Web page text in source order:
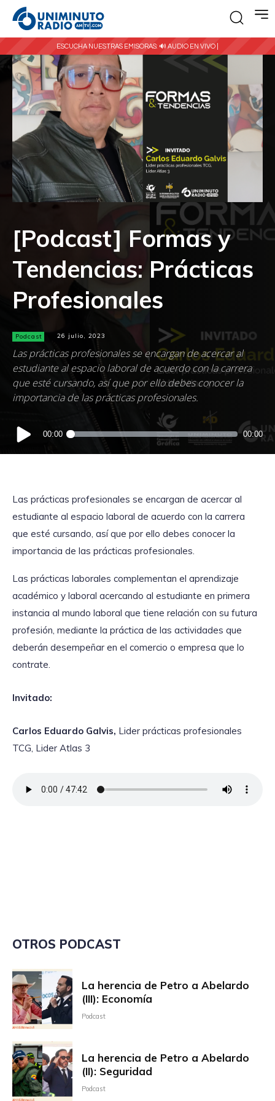
ESCUCHA NUESTRAS EMISORAS: 🔊 AUDIO EN VIVO |
[Podcast] Formas y
Tendencias: Prácticas
Profesionales
Podcast 26 julio, 2023
Las prácticas profesionales se encargan de acercar al
estudiante al espacio laboral de acuerdo con la carrera
que esté cursando, así que por ello debes conocer la
importancia de las prácticas profesionales.
Reproductor
de
audio
00:00 00:00
Las prácticas profesionales se encargan de acercar al
estudiante al espacio laboral de acuerdo con la carrera
que esté cursando, así que por ello debes conocer la
importancia de las prácticas profesionales.
Las prácticas laborales complementan el aprendizaje
académico y laboral acercando al estudiante en primera
instancia al mundo laboral que tiene relación con su futura
profesión, mediante la práctica de las actividades que
deberán desempeñar en el comercio o empresa que lo
contrate.
Invitado:
Carlos Eduardo Galvis, Lider prácticas profesionales
TCG, Lider Atlas 3
OTROS PODCAST
La herencia de Petro a Abelardo
(III): Economía
Podcast
La herencia de Petro a Abelardo
(II): Seguridad
Podcast